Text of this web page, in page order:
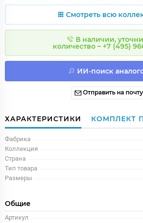
Смотреть всю
В наличии,
количество – +7 (495)
ИИ-поиск
Отправить на почту
ХАРАКТЕРИСТИКИ КОМПЛЕКТ
Фабрика
Коллекция
Страна
Тип товара
Размеры
Общие
Артикул